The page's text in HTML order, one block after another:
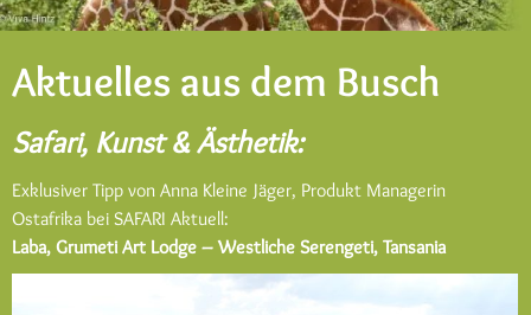
Aktuelles aus dem Busch
Safari, Kunst & Ästhetik:
Exklusiver Tipp von Anna Kleine Jäger, Produkt Managerin
Ostafrika bei SAFARI Aktuell:
Laba, Grumeti Art Lodge – Westliche Serengeti, Tansania